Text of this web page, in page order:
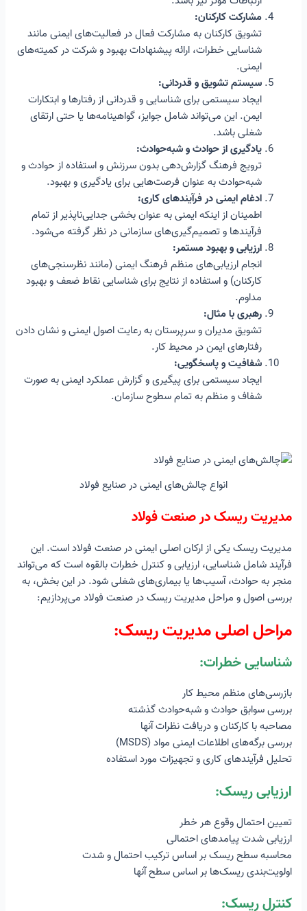
مشارکت کارکنان:
تشویق کارکنان به مشارکت فعال در فعالیت‌های ایمنی مانند
شناسایی خطرات، ارائه پیشنهادات بهبود و شرکت در کمیته‌های
ایمنی.
سیستم تشویق و قدردانی:
ایجاد سیستمی برای شناسایی و قدردانی از رفتارها و ابتکارات
ایمن. این می‌تواند شامل جوایز، گواهینامه‌ها یا حتی ارتقای
شغلی باشد.
یادگیری از حوادث و شبه‌حوادث:
ترویج فرهنگ گزارش‌دهی بدون سرزنش و استفاده از حوادث و
شبه‌حوادث به عنوان فرصت‌هایی برای یادگیری و بهبود.
ادغام ایمنی در فرآیندهای کاری:
اطمینان از اینکه ایمنی به عنوان بخشی جدایی‌ناپذیر از تمام
فرآیندها و تصمیم‌گیری‌های سازمانی در نظر گرفته می‌شود.
ارزیابی و بهبود مستمر:
انجام ارزیابی‌های منظم فرهنگ ایمنی (مانند نظرسنجی‌های
کارکنان) و استفاده از نتایج برای شناسایی نقاط ضعف و بهبود
مداوم.
رهبری با مثال:
تشویق مدیران و سرپرستان به رعایت اصول ایمنی و نشان دادن
رفتارهای ایمن در محیط کار.
شفافیت و پاسخگویی:
ایجاد سیستمی برای پیگیری و گزارش عملکرد ایمنی به صورت
شفاف و منظم به تمام سطوح سازمان.
انواع چالش‌های ایمنی در صنایع فولاد
مدیریت ریسک در صنعت فولاد
مدیریت ریسک یکی از ارکان اصلی ایمنی در صنعت فولاد است. این
فرآیند شامل شناسایی، ارزیابی و کنترل خطرات بالقوه است که می‌تواند
منجر به حوادث، آسیب‌ها یا بیماری‌های شغلی شود. در این بخش، به
بررسی اصول و مراحل مدیریت ریسک در صنعت فولاد می‌پردازیم:
مراحل اصلی مدیریت ریسک:
شناسایی خطرات:
بازرسی‌های منظم محیط کار
بررسی سوابق حوادث و شبه‌حوادث گذشته
مصاحبه با کارکنان و دریافت نظرات آنها
بررسی برگه‌های اطلاعات ایمنی مواد (MSDS)
تحلیل فرآیندهای کاری و تجهیزات مورد استفاده
ارزیابی ریسک:
تعیین احتمال وقوع هر خطر
ارزیابی شدت پیامدهای احتمالی
محاسبه سطح ریسک بر اساس ترکیب احتمال و شدت
اولویت‌بندی ریسک‌ها بر اساس سطح آنها
کنترل ریسک: